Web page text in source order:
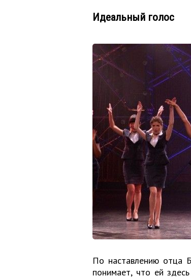
Идеальный голос
По наставлению отца
понимает, что ей